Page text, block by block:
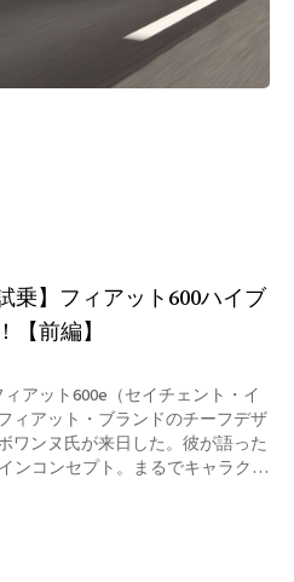
乗】フィアット600ハイブ
【前編】
アット600e（セイチェント・イ
ィアット・ブランドのチーフデザ
ワンヌ氏が来日した。彼が語った
ンコンセプト。まるでキャラクタ
ェイスを造形し、街で出会った瞬
指したという。確かに、ヘッド